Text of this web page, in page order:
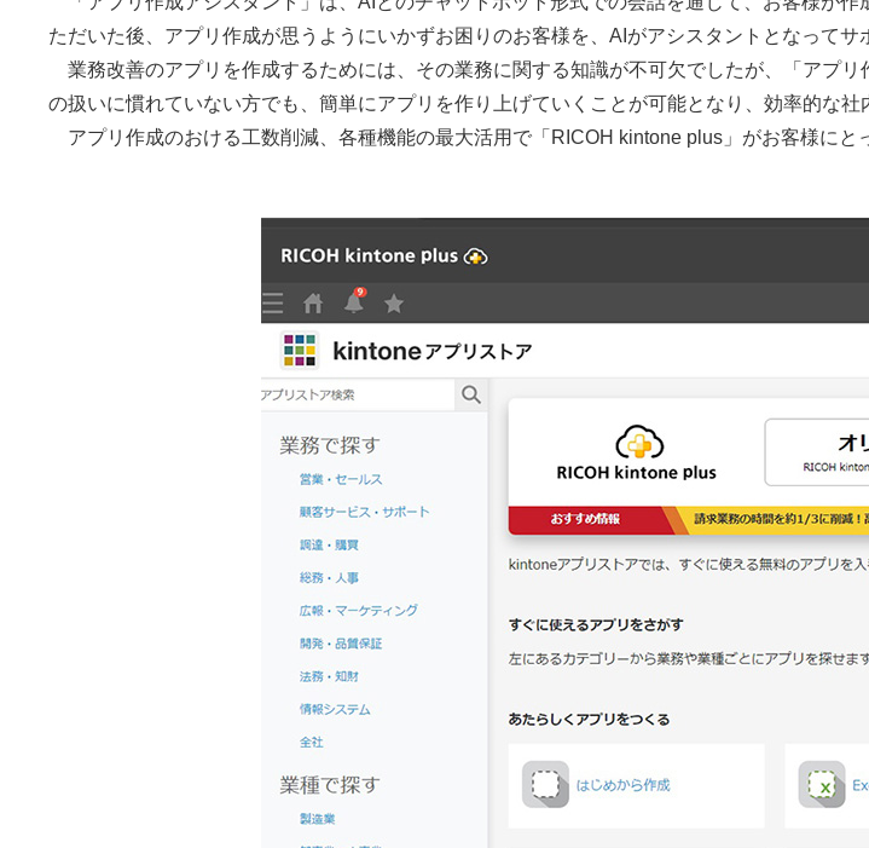
ただいた後、アプリ作成が思うようにいかずお困りのお客様を、AIがアシスタントとなってサ
業務改善のアプリを作成するためには、その業務に関する知識が不可欠でしたが、「アプ
の扱いに慣れていない方でも、簡単にアプリを作り上げていくことが可能となり、効率的な社
アプリ作成のおける工数削減、各種機能の最大活用で「RICOH kintone plus」がお客様にと